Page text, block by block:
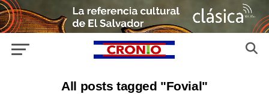
All posts tagged "Fovial"